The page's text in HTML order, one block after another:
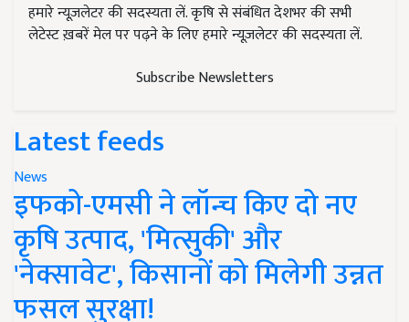
हमारे न्यूज़लेटर की सदस्यता लें. कृषि से संबंधित देशभर की सभी
लेटेस्ट ख़बरें मेल पर पढ़ने के लिए हमारे न्यूज़लेटर की सदस्यता लें.
Subscribe Newsletters
Latest feeds
News
इफको-एमसी ने लॉन्च किए दो नए
कृषि उत्पाद, 'मित्सुकी' और
'नेक्सावेट', किसानों को मिलेगी उन्नत
फसल सुरक्षा!